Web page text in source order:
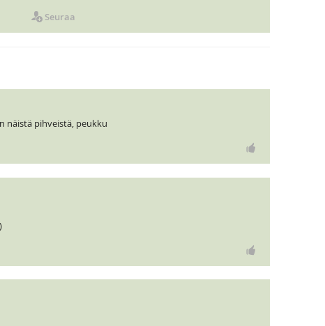
Seuraa
näistä pihveistä, peukku